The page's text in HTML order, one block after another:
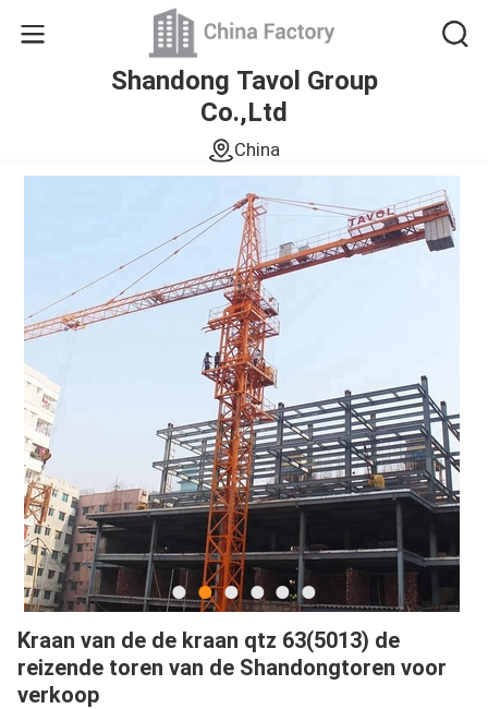
Shandong Tavol Group
Co.,Ltd
China
Kraan van de de kraan qtz 63(5013) de
reizende toren van de Shandongtoren voor
verkoop